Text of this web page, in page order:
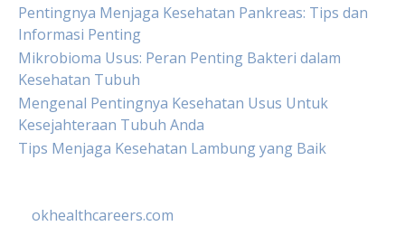
Pentingnya Menjaga Kesehatan Pankreas: Tips dan
Informasi Penting
Mikrobioma Usus: Peran Penting Bakteri dalam
Kesehatan Tubuh
Mengenal Pentingnya Kesehatan Usus Untuk
Kesejahteraan Tubuh Anda
Tips Menjaga Kesehatan Lambung yang Baik
okhealthcareers.com